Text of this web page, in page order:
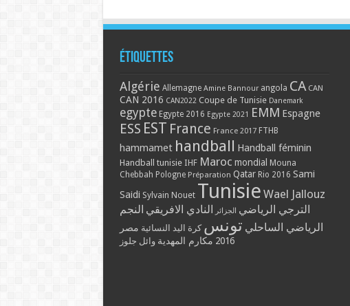
Étiquettes
Algérie Allemagne Amine Bannour angola CA CAN
CAN 2016 CAN2022 Coupe de Tunisie Danemark
egypte Egypte 2016 Egypte 2021 EMM Espagne
ESS EST France France 2017 FTHB
hammamet handball Handball féminin
Handball tunisie IHF Maroc mondial
Mouna
Chebbah Pologne Préparation Qatar Rio 2016 Sami
Saidi Sylvain Nouet Tunisie Wael Jallouz
الترجي الرياضي الجزائر النادي الافريقي النجم
الرياضي الساحلي تونس كرة اليد النسائية مصر
2016 مكارم المهدية وائل جلوز